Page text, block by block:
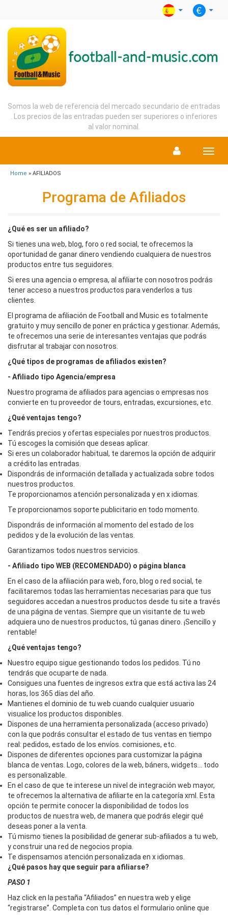
Somos la web de referencia del mercado secundario de entradas
. Los precios de las entradas pueden ser superiores o inferiores
al valor nominal.
Menu
Home » AFILIADOS
Programa de Afiliados
¿Qué es ser un afiliado?
Si tienes una web, blog, foro o red social, te ofrecemos la
oportunidad de ganar dinero vendiendo cualquiera de nuestros
productos entre tus seguidores.
Si eres una agencia o empresa, al afiliarte con nosotros podrás
tener acceso a nuestros productos para venderlos a tus
clientes.
El programa de afiliación de Football and Music es totalmente
gratuito y muy sencillo de poner en práctica y gestionar. Además,
te ofrecemos una serie de interesantes ventajas que podrás
disfrutar al trabajar con nosotros.
¿Qué tipos de programas de afiliados existen?
- Afiliado tipo Agencia/empresa
Nuestro programa de afiliados para agencias o empresas nos
convierte en tu proveedor de tours, entradas, excursiones, etc.
¿Qué ventajas tengo?
Tendrás precios y ofertas especiales por nuestros productos.
Tú escoges la comisión que deseas aplicar.
Si eres un colaborador habitual, te daremos la opción de adquirir
a crédito las entradas.
Dispondrás de información detallada y actualizada sobre todos
nuestros productos.
Te proporcionamos atención personalizada y en x idiomas.
Te proporcionamos soporte publicitario en todo momento.
Dispondrás de información al momento del estado de los
pedidos y de la evolución de las ventas.
Garantizamos todos nuestros servicios.
- Afiliado tipo WEB (RECOMENDADO) o página blanca
En el caso de la afiliación para web, foro, blog o red social, te
facilitaremos todas las herramientas necesarias para que tus
seguidores accedan a nuestros productos desde tu site a través
de una página de ventas. Siempre que un visitante de tu web
adquiera uno de nuestros productos, tú ganas dinero. ¡Sencillo y
rentable!
¿Qué ventajas tengo?
Nuestro equipo sigue gestionando todos los pedidos. Tú no
tendrás que ocuparte de nada.
Consigues una fuentes de ingresos extra que está activa las 24
horas, los 365 días del año.
Mantienes el dominio de tu web cuando cualquier usuario
visualice los productos disponibles.
Dispones de una herramienta personalizada (acceso privado)
con la que podrás consultar el estado de tus ventas en tiempo
real: pedidos, estado de los envíos. comisiones, etc.
Dispones de diferentes opciones para customizar la página
blanca de ventas. Logo, colores de la web, báners, widgets... todo
es personalizable.
En el caso de que te interese un nivel de integración web mayor,
te ofrecemos la alternativa de afiliarte en la categoría xml. Esta
opción te permite conocer la disponibilidad de todos los
productos de nuestra web, de manera que podrás elegir qué
deseas poner a la venta.
Tú mismo tienes la posibilidad de generar sub-afiliados a tu web,
y construir una red de negocios propia.
Te dispensamos atención personalizada en x idiomas.
¿Qué pasos hay que seguir para afiliarse?
PASO 1
Haz click en la pestaña “Afiliados” en nuestra web y elige
“registrarse”. Completa con tus datos el formulario online que